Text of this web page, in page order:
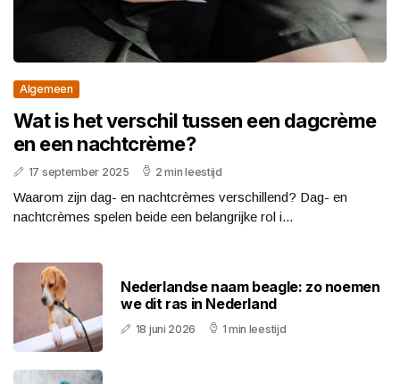
Algemeen
Wat is het verschil tussen een dagcrème
en een nachtcrème?
17 september 2025 2 min leestijd
Waarom zijn dag- en nachtcrèmes verschillend? Dag- en
nachtcrèmes spelen beide een belangrijke rol i...
Nederlandse naam beagle: zo noemen
we dit ras in Nederland
18 juni 2026 1 min leestijd